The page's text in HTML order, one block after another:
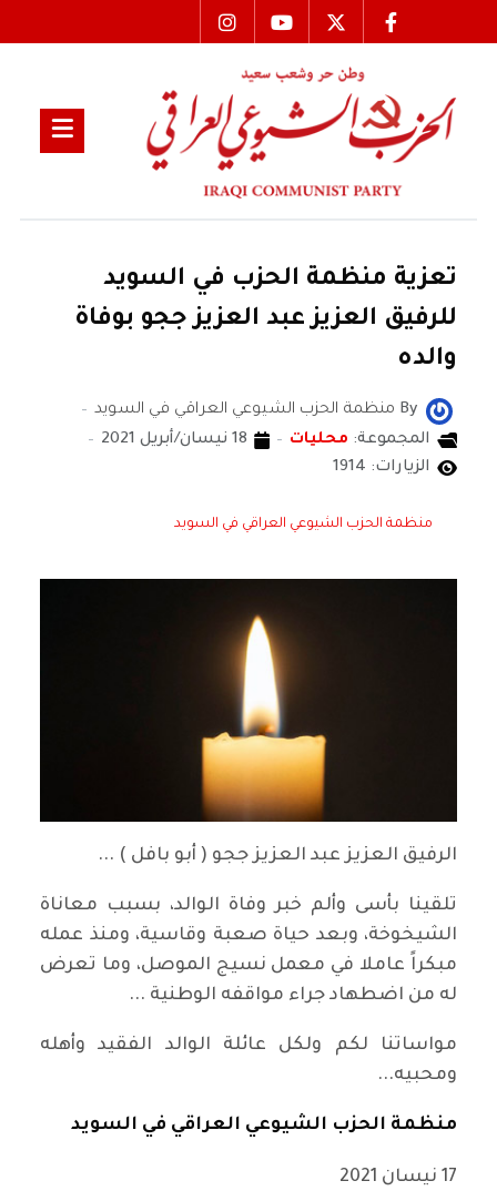
تعزية منظمة الحزب في السويد
للرفيق العزيز عبد العزيز ججو بوفاة
والده
By منظمة الحزب الشيوعي العراقي في السويد
المجموعة: محليات
18 نيسان/أبريل 2021
الزيارات: 1914
منظمة الحزب الشيوعي العراقي في السويد
الرفيق العزيز عبد العزيز ججو ( أبو بافل ) ...
تلقينا بأسى وألم خبر وفاة الوالد، بسبب معاناة
الشيخوخة، وبعد حياة صعبة وقاسية، ومنذ عمله
مبكراً عاملا في معمل نسيج الموصل، وما تعرض
له من اضطهاد جراء مواقفه الوطنية ...
مواساتنا لكم ولكل عائلة الوالد الفقيد وأهله
ومحبيه...
منظمة الحزب الشيوعي العراقي في السويد
17 نيسان 2021